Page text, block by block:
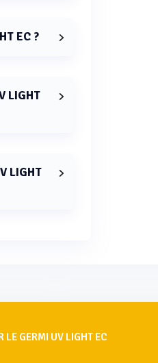
EC ?
LIGHT
LIGHT
LE GERMI UV LIGHT EC